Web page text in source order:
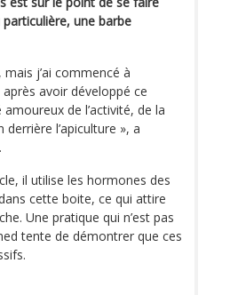
une barbe
mais j’ai commencé à
après avoir développé ce
de l’activité, de la
l’apiculture », a
il utilise les hormones des
cette boite, ce qui attire
Une pratique qui n’est pas
tente de démontrer que ces